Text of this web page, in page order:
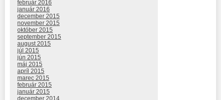
február 2016
január 2016
december 2015
november 2015
október 2015
september 2015
august 2015
júl 2015
jún 2015
máj 2015
apríl 2015
marec 2015
február 2015
január 2015
december 2014